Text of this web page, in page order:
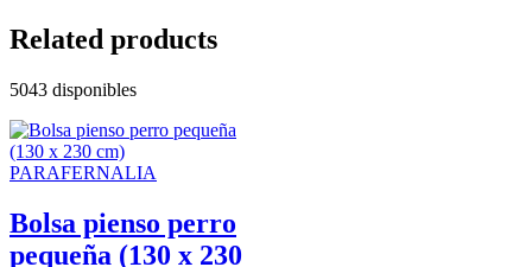
Related products
5043 disponibles
PARAFERNALIA
Bolsa pienso perro
pequeña (130 x 230